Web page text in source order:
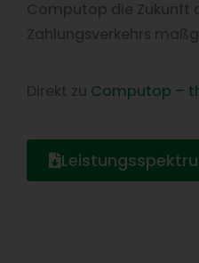
Computop die Zukunft
Zahlungsverkehrs
Direkt zu Computop –